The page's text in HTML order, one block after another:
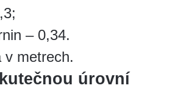
– 0,34.
v metrech.
úrovní